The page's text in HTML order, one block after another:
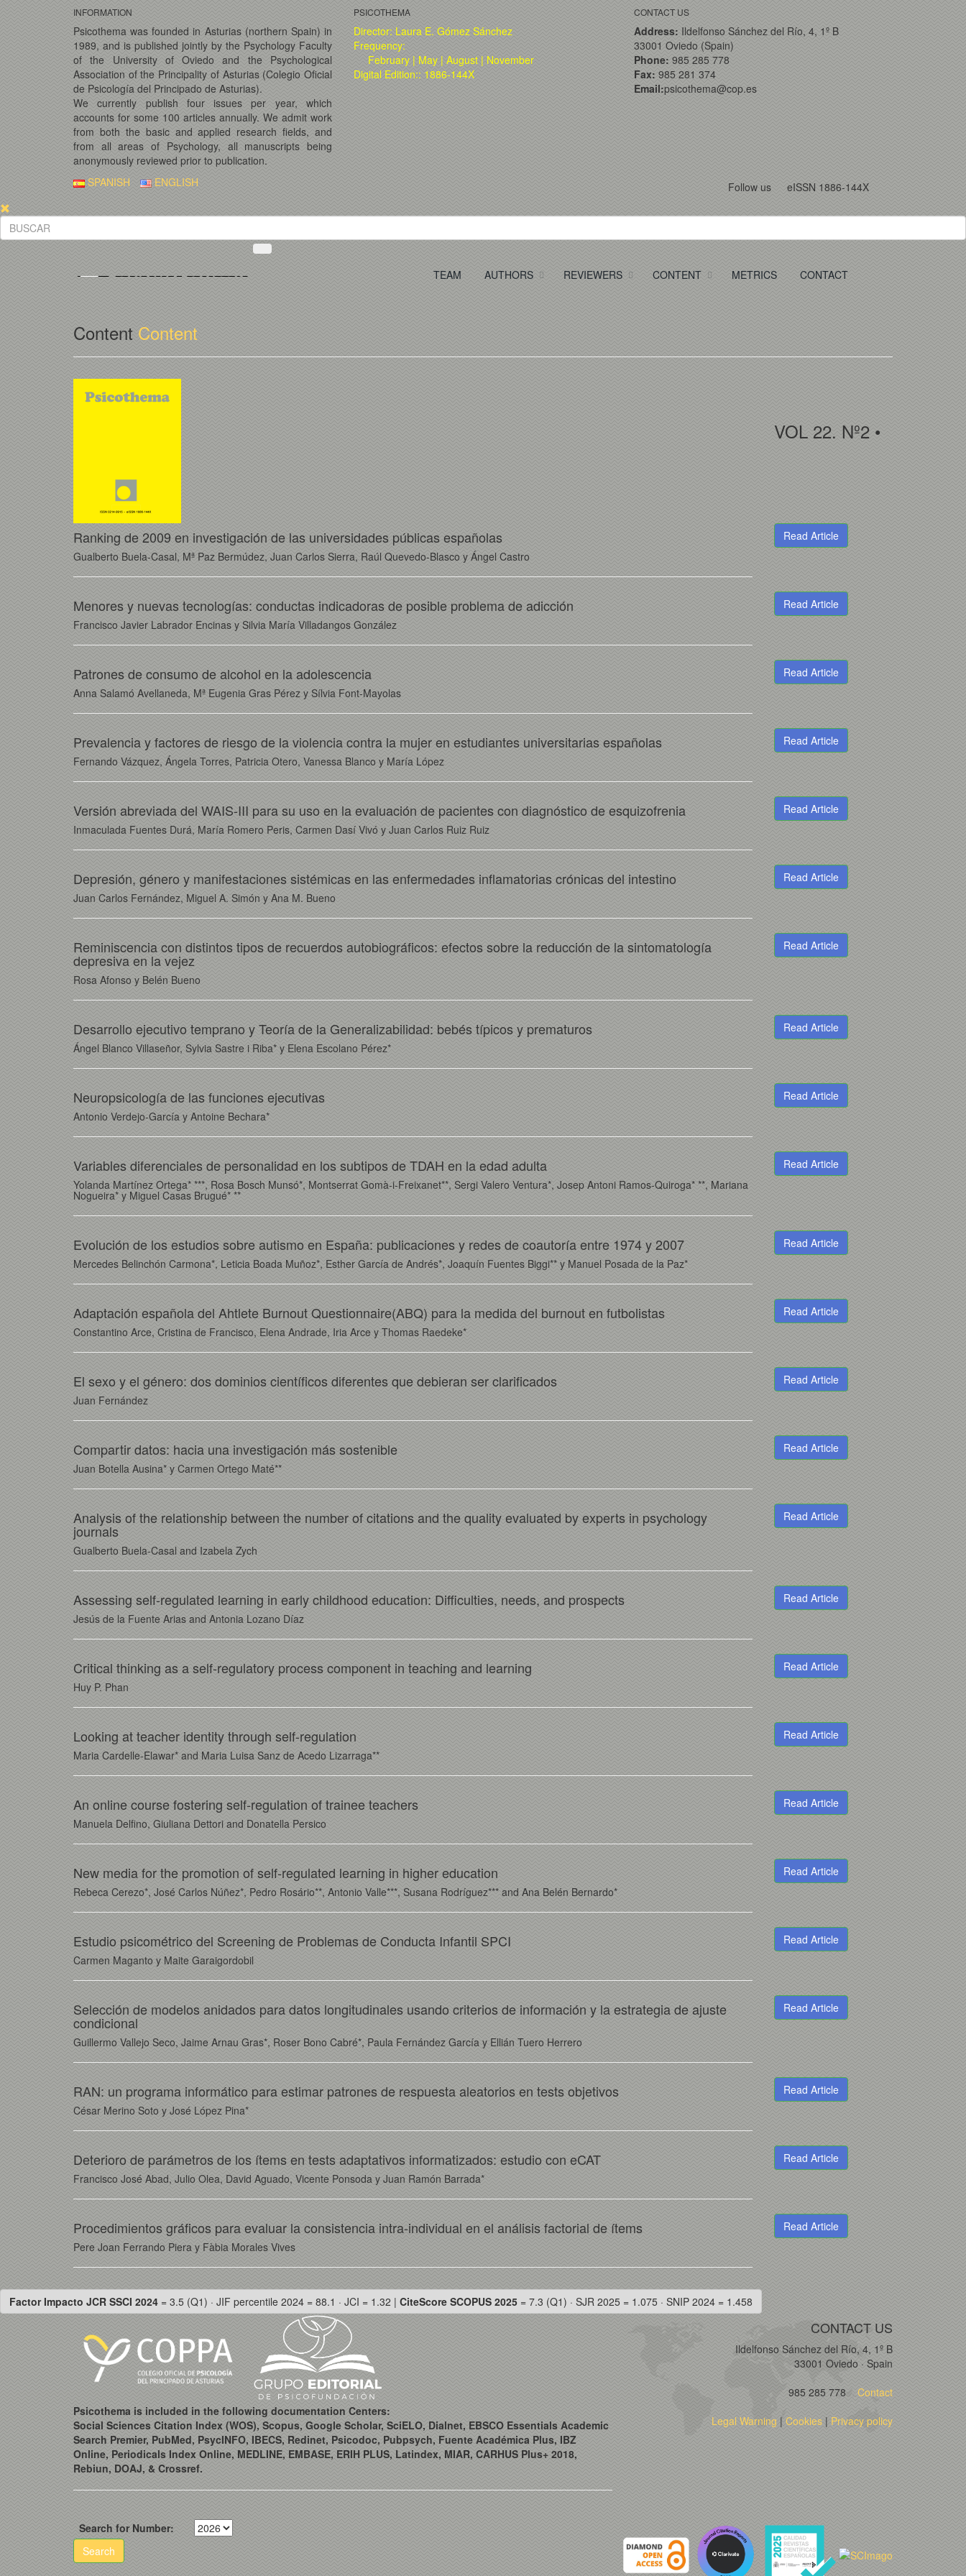
INFORMATION
Psicothema was founded in Asturias (northern Spain) in
1989, and is published jointly by the Psychology Faculty
of the University of Oviedo and the Psychological
Association of the Principality of Asturias (Colegio Oficial
de Psicología del Principado de Asturias).
We currently publish four issues per year, which
accounts for some 100 articles annually. We admit work
from both the basic and applied research fields, and
from all areas of Psychology, all manuscripts being
anonymously reviewed prior to publication.
PSICOTHEMA
Director: Laura E. Gómez Sánchez
Frequency:
February | May | August | November
Digital Edition:: 1886-144X
CONTACT US
Address: Ildelfonso Sánchez del Río, 4, 1º B
33001 Oviedo (Spain)
Phone: 985 285 778
Fax: 985 281 374
Email:psicothema@cop.es
Follow us eISSN 1886-144X
SPANISH ENGLISH
TEAM AUTHORS REVIEWERS CONTENT METRICS CONTACT
Content Content
VOL 22. Nº2 •
Ranking de 2009 en investigación de las universidades públicas españolas
Gualberto Buela-Casal, Mª Paz Bermúdez, Juan Carlos Sierra, Raúl Quevedo-Blasco y Ángel Castro
Read Article
Menores y nuevas tecnologías: conductas indicadoras de posible problema de adicción
Francisco Javier Labrador Encinas y Silvia María Villadangos González
Read Article
Patrones de consumo de alcohol en la adolescencia
Anna Salamó Avellaneda, Mª Eugenia Gras Pérez y Sílvia Font-Mayolas
Read Article
Prevalencia y factores de riesgo de la violencia contra la mujer en estudiantes universitarias españolas
Fernando Vázquez, Ángela Torres, Patricia Otero, Vanessa Blanco y María López
Read Article
Versión abreviada del WAIS-III para su uso en la evaluación de pacientes con diagnóstico de esquizofrenia
Inmaculada Fuentes Durá, María Romero Peris, Carmen Dasí Vivó y Juan Carlos Ruiz Ruiz
Read Article
Depresión, género y manifestaciones sistémicas en las enfermedades inflamatorias crónicas del intestino
Juan Carlos Fernández, Miguel A. Simón y Ana M. Bueno
Read Article
Reminiscencia con distintos tipos de recuerdos autobiográficos: efectos sobre la reducción de la sintomatología
depresiva en la vejez
Rosa Afonso y Belén Bueno
Read Article
Desarrollo ejecutivo temprano y Teoría de la Generalizabilidad: bebés típicos y prematuros
Ángel Blanco Villaseñor, Sylvia Sastre i Riba* y Elena Escolano Pérez*
Read Article
Neuropsicología de las funciones ejecutivas
Antonio Verdejo-García y Antoine Bechara*
Read Article
Variables diferenciales de personalidad en los subtipos de TDAH en la edad adulta
Yolanda Martínez Ortega* ***, Rosa Bosch Munsó*, Montserrat Gomà-i-Freixanet**, Sergi Valero Ventura*, Josep Antoni Ramos-Quiroga* **, Mariana
Nogueira* y Miguel Casas Brugué* **
Read Article
Evolución de los estudios sobre autismo en España: publicaciones y redes de coautoría entre 1974 y 2007
Mercedes Belinchón Carmona*, Leticia Boada Muñoz*, Esther García de Andrés*, Joaquín Fuentes Biggi** y Manuel Posada de la Paz*
Read Article
Adaptación española del Ahtlete Burnout Questionnaire(ABQ) para la medida del burnout en futbolistas
Constantino Arce, Cristina de Francisco, Elena Andrade, Iria Arce y Thomas Raedeke*
Read Article
El sexo y el género: dos dominios científicos diferentes que debieran ser clarificados
Juan Fernández
Read Article
Compartir datos: hacia una investigación más sostenible
Juan Botella Ausina* y Carmen Ortego Maté**
Read Article
Analysis of the relationship between the number of citations and the quality evaluated by experts in psychology
journals
Gualberto Buela-Casal and Izabela Zych
Read Article
Assessing self-regulated learning in early childhood education: Difficulties, needs, and prospects
Jesús de la Fuente Arias and Antonia Lozano Díaz
Read Article
Critical thinking as a self-regulatory process component in teaching and learning
Huy P. Phan
Read Article
Looking at teacher identity through self-regulation
Maria Cardelle-Elawar* and Maria Luisa Sanz de Acedo Lizarraga**
Read Article
An online course fostering self-regulation of trainee teachers
Manuela Delfino, Giuliana Dettori and Donatella Persico
Read Article
New media for the promotion of self-regulated learning in higher education
Rebeca Cerezo*, José Carlos Núñez*, Pedro Rosário**, Antonio Valle***, Susana Rodríguez*** and Ana Belén Bernardo*
Read Article
Estudio psicométrico del Screening de Problemas de Conducta Infantil SPCI
Carmen Maganto y Maite Garaigordobil
Read Article
Selección de modelos anidados para datos longitudinales usando criterios de información y la estrategia de ajuste
condicional
Guillermo Vallejo Seco, Jaime Arnau Gras*, Roser Bono Cabré*, Paula Fernández García y Ellián Tuero Herrero
Read Article
RAN: un programa informático para estimar patrones de respuesta aleatorios en tests objetivos
César Merino Soto y José López Pina*
Read Article
Deterioro de parámetros de los ítems en tests adaptativos informatizados: estudio con eCAT
Francisco José Abad, Julio Olea, David Aguado, Vicente Ponsoda y Juan Ramón Barrada*
Read Article
Procedimientos gráficos para evaluar la consistencia intra-individual en el análisis factorial de ítems
Pere Joan Ferrando Piera y Fàbia Morales Vives
Read Article
Factor Impacto JCR SSCI 2024 = 3.5 (Q1) · JIF percentile 2024 = 88.1 · JCI = 1.32 | CiteScore SCOPUS 2025 = 7.3 (Q1) · SJR 2025 = 1.075 · SNIP 2024 = 1.458
Psicothema is included in the following documentation Centers:
Social Sciences Citation Index (WOS), Scopus, Google Scholar, SciELO, Dialnet, EBSCO Essentials Academic
Search Premier, PubMed, PsycINFO, IBECS, Redinet, Psicodoc, Pubpsych, Fuente Académica Plus, IBZ
Online, Periodicals Index Online, MEDLINE, EMBASE, ERIH PLUS, Latindex, MIAR, CARHUS Plus+ 2018,
Rebiun, DOAJ, & Crossref.
CONTACT US
Ildelfonso Sánchez del Río, 4, 1º B
33001 Oviedo · Spain
985 285 778 Contact
Legal Warning | Cookies | Privacy policy
Search for Number:
Search